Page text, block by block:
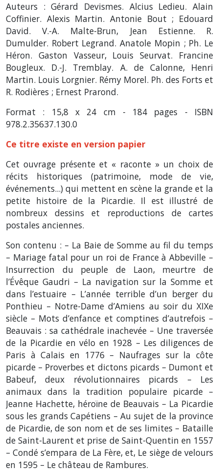
Auteurs : Gérard Devismes. Alcius Ledieu. Alain
Coffinier. Alexis Martin. Antonie Bout ; Edouard
David. V.-A. Malte-Brun, Jean Estienne. R.
Dumulder. Robert Legrand. Anatole Mopin ; Ph. Le
Héron. Gaston Vasseur, Louis Seurvat. Francine
Bougleux. D.-J. Tremblay. A. de Calonne, Henri
Martin. Louis Lorgnier. Rémy Morel. Ph. des Forts et
R. Rodières ; Ernest Prarond.
Format : 15,8 x 24 cm - 184 pages - ISBN
978.2.35637.130.0
Ce titre existe en version papier
Cet ouvrage présente et « raconte » un choix de
récits historiques
(patrimoine, mode de vie,
événements...) qui mettent en scène la grande et la
petite histoire de la Picardie. Il est illustré de
nombreux dessins et reproductions de cartes
postales anciennes.
Son contenu : – La Baie de Somme au fil du temps
– Mariage fatal pour un roi de France à Abbeville –
Insurrection du peuple de Laon, meurtre de
l’Évêque Gaudri – La navigation sur la Somme et
dans l’estuaire – L’année terrible d’un berger du
Ponthieu – Notre-Dame d’Amiens au soir du XIXe
siècle – Mots d’enfance et comptines d’autrefois –
Beauvais : sa cathédrale inachevée – Une traversée
de la Picardie en vélo en 1928 – Les diligences de
Paris à Calais en 1776 – Naufrages sur la côte
picarde – Proverbes et dictons picards – Dumont et
Babeuf, deux révolutionnaires picards – Les
animaux dans la tradition populaire picarde –
Jeanne Hachette, héroïne de Beauvais – La Picardie
sous les grands Capétiens – Au sujet de la province
de Picardie, de son nom et de ses limites – Bataille
de Saint-Laurent et prise de Saint-Quentin en 1557
– Condé s’empara de La Fère, et, Le siège de velours
en 1595 – Le château de Rambures.